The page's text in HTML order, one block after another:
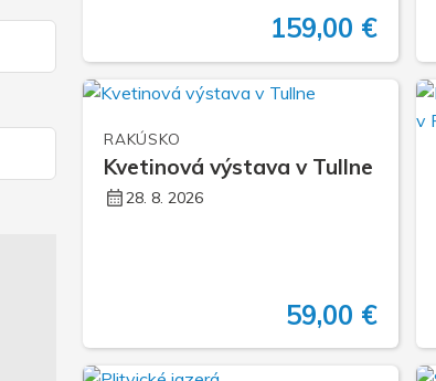
159,00 €
RAKÚSKO
Kvetinová výstava v Tullne
28. 8. 2026
59,00 €